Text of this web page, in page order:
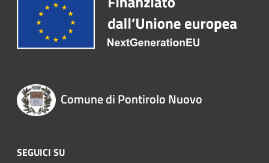
Comune di Pontirolo Nuovo
SEGUICI SU